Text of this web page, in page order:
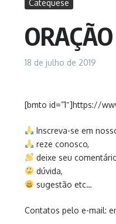
Catequese
18 de julho de 2019
[bmto id=”1″]https://
Inscreva-se em
reze conosco,
deixe seu
dúvida,
sugestão etc…
Contatos pelo e-mail: